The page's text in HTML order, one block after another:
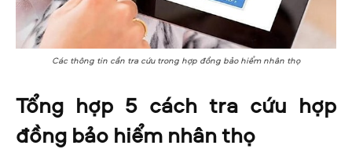
Các thông tin cần tra cứu trong hợp đồng bảo hiểm nhân thọ
Tổng hợp 5 cách tra cứu hợp
đồng bảo hiểm nhân thọ